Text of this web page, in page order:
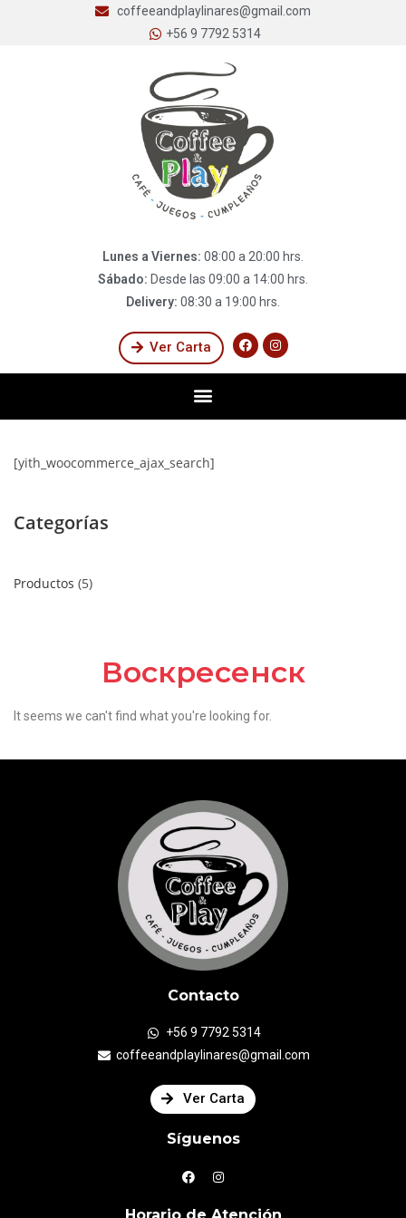
coffeeandplaylinares@gmail.com
+56 9 7792 5314
Lunes a Viernes: 08:00 a 20:00 hrs.
Sábado: Desde las 09:00 a 14:00 hrs.
Delivery: 08:30 a 19:00 hrs.
Ver Carta
[yith_woocommerce_ajax_search]
Categorías
Productos 5
Воскресенск
It seems we can't find what you're looking for.
Contacto
+56 9 7792 5314
coffeeandplaylinares@gmail.com
Ver Carta
Síguenos